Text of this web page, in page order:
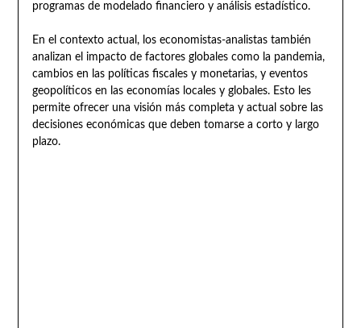
programas de modelado financiero y análisis estadístico.
En el contexto actual, los economistas-analistas también
analizan el impacto de factores globales como la pandemia,
cambios en las políticas fiscales y monetarias, y eventos
geopolíticos en las economías locales y globales. Esto les
permite ofrecer una visión más completa y actual sobre las
decisiones económicas que deben tomarse a corto y largo
plazo.